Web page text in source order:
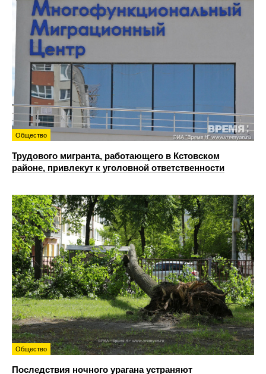
Общество
Трудового мигранта, работающего в Кстовском
районе, привлекут к уголовной ответственности
Общество
Последствия ночного урагана устраняют